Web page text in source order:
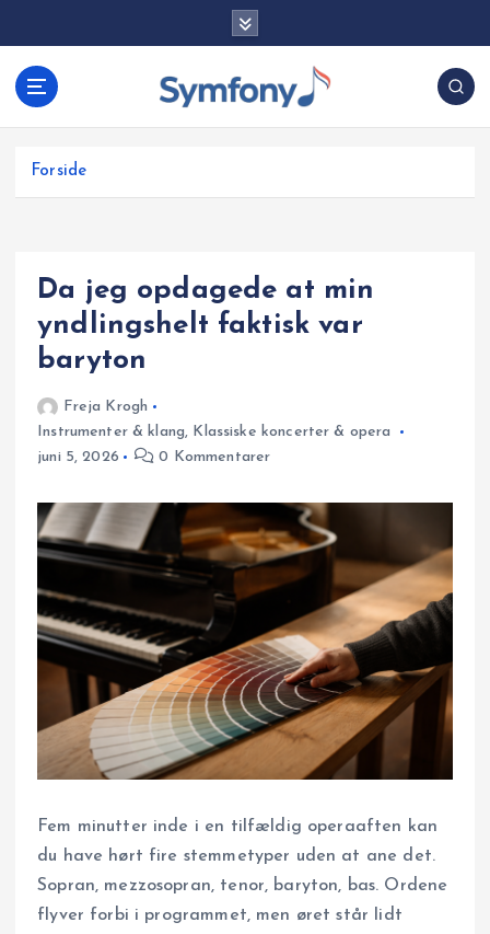
Forside
Da jeg opdagede at min
yndlingshelt faktisk var
baryton
Freja Krogh
Instrumenter & klang, Klassiske koncerter & opera
juni 5, 2026
0 Kommentarer
Fem minutter inde i en tilfældig operaaften kan
du have hørt fire stemmetyper uden at ane det.
Sopran, mezzosopran, tenor, baryton, bas. Ordene
flyver forbi i programmet, men øret står lidt